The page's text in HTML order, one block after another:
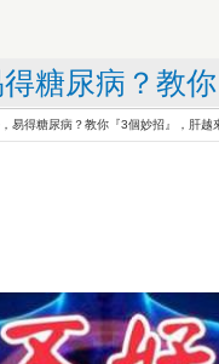
糖尿病？教
易得糖尿病？教你『3個妙招』，肝越